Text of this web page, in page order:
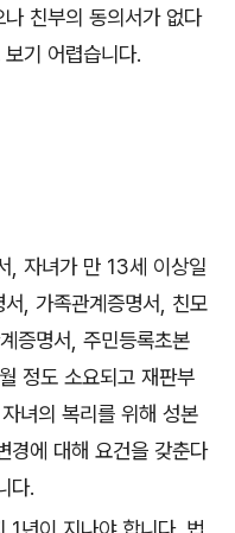
친부의 동의서가 없다
기 어렵습니다.
자녀가 만 13세 이상일
서 가족관계증명서 친모
증명서 주민등록초본
정도 소요되고 재판부
자녀의 복리를 위해 성본
경에 대해 요건을 갖춘다
다.